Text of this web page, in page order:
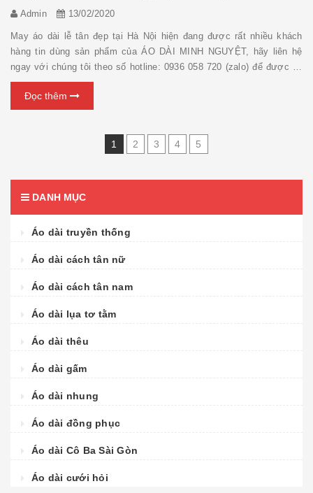
Admin 13/02/2020
May áo dài lễ tân đẹp tại Hà Nội hiện đang được rất nhiều khách
hàng tin dùng sản phẩm của ÁO DÀI MINH NGUYỆT, hãy liên hệ
ngay với chúng tôi theo số hotline: 0936 058 720 (zalo) để được tư
vấn miễn phí chi tiết về các loại áo dài nhé ! May đo áo dài lễ tân
đẹp...Đọc thêm
1 2 3 4 5
DANH MỤC
Áo dài truyền thống
Áo dài cách tân nữ
Áo dài cách tân nam
Áo dài lụa tơ tằm
Áo dài thêu
Áo dài gấm
Áo dài nhung
Áo dài đồng phục
Áo dài Cô Ba Sài Gòn
Áo dài cưới hỏi